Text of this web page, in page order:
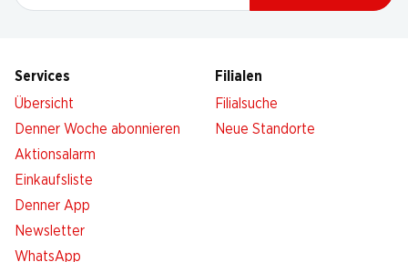
Services
Übersicht
Denner Woche abonnieren
Aktionsalarm
Einkaufsliste
Denner App
Newsletter
WhatsApp
Filialen
Filialsuche
Neue Standorte